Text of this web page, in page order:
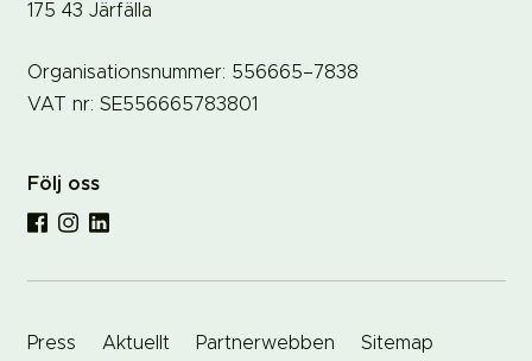
175 43 Järfälla
Organisationsnummer: 556665–7838
VAT nr: SE556665783801
Följ oss
Press Aktuellt Partnerwebben Sitemap